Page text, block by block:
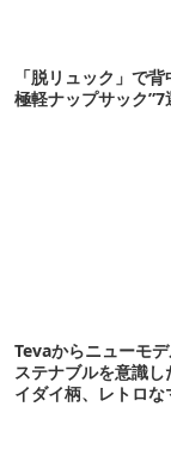
「脱リュック」で
極軽ナップサック”7
Tevaからニューモ
ステナブルを意識し
イダイ柄、レトロな